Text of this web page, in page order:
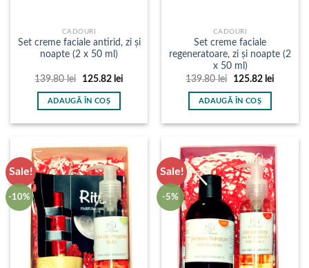
CADOURI
Set creme faciale antirid, zi și
noapte (2 x 50 ml)
139.80lei
Prețul
a
fost:
125.82 leiPrețul
ADAUGĂ ÎN COȘ
CADOURI
Set creme faciale
regeneratoare, zi și noapte (2
x 50 ml)
139.80lei
Prețul
a
fost:
125.82 leiPrețul
ADAUGĂ ÎN COȘ
Sale!
-10%
Sale!
-5%